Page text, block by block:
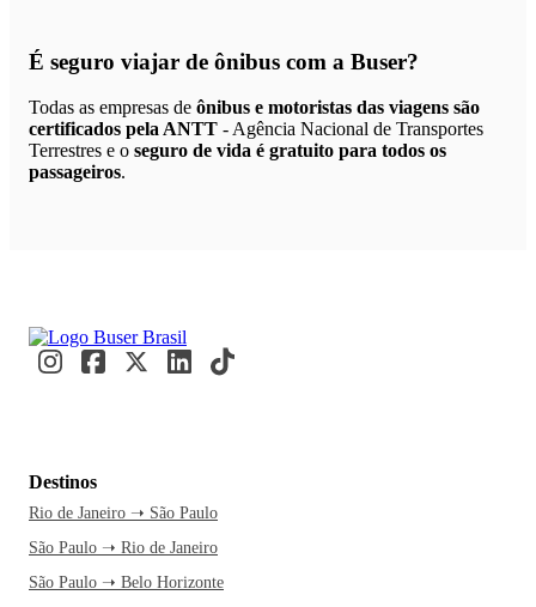
É seguro viajar de ônibus com a Buser?
Todas as empresas de ônibus e motoristas das viagens são
certificados pela ANTT - Agência Nacional de Transportes
Terrestres e o seguro de vida é gratuito para todos os
passageiros.
Destinos
Rio de Janeiro ➝ São Paulo
São Paulo ➝ Rio de Janeiro
São Paulo ➝ Belo Horizonte